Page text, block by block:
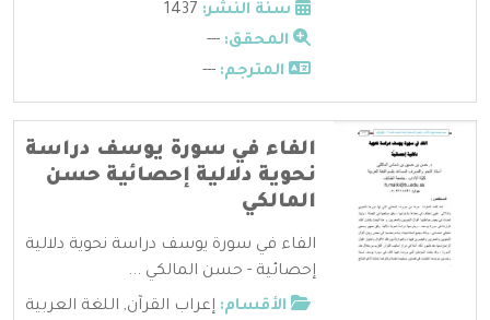
سنة النشر:
المحقق: ---
المترجم: ---
الفاء في سورة يوسف دراسة
نحوية دلالية إحصائية حسن
المالكي
الفاء في سورة يوسف دراسة نحوية دلالية
إحصائية - حسن المالكي ...
الأقسام: إعراب القرآن, اللغة العربية